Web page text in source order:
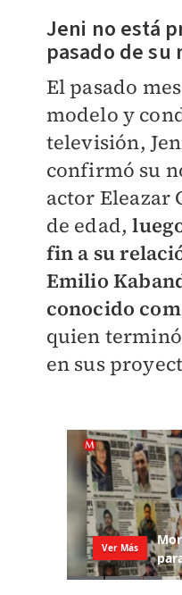
​Jeni no está
pasado de su
El pasado
modelo y
televisión,
confirmó su
actor Eleazar
de edad,
fin a su
Emilio
conocido
quien
en sus